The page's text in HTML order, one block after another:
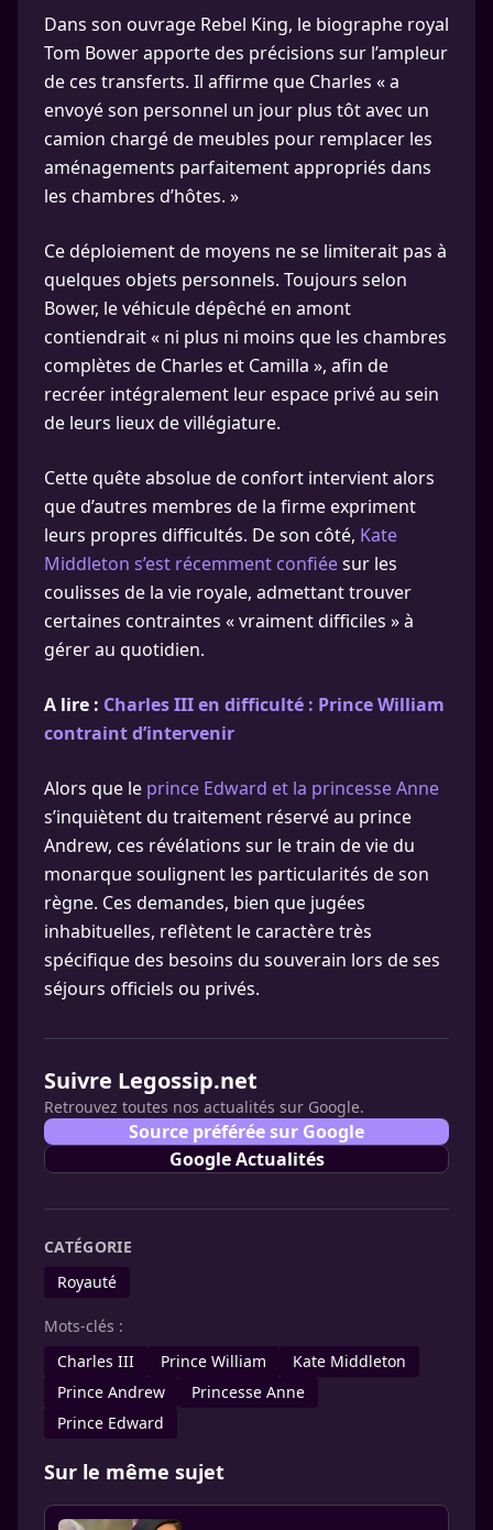
Dans son ouvrage Rebel King, le biographe royal
Tom Bower apporte des précisions sur l’ampleur
de ces transferts. Il affirme que Charles « a
envoyé son personnel un jour plus tôt avec un
camion chargé de meubles pour remplacer les
aménagements parfaitement appropriés dans
les chambres d’hôtes. »
Ce déploiement de moyens ne se limiterait pas à
quelques objets personnels. Toujours selon
Bower, le véhicule dépêché en amont
contiendrait « ni plus ni moins que les chambres
complètes de Charles et Camilla », afin de
recréer intégralement leur espace privé au sein
de leurs lieux de villégiature.
Cette quête absolue de confort intervient alors
que d’autres membres de la firme expriment
leurs propres difficultés. De son côté, Kate
Middleton s’est récemment confiéesur les
coulisses de la vie royale, admettant trouver
certaines contraintes « vraiment difficiles » à
gérer au quotidien.
A lire : Charles III en difficulté : Prince William
contraint d’intervenir
Alors que le prince Edward et la princesse Anne
s’inquiètent du traitement réservé au prince
Andrew, ces révélations sur le train de vie du
monarque soulignent les particularités de son
règne. Ces demandes, bien que jugées
inhabituelles, reflètent le caractère très
spécifique des besoins du souverain lors de ses
séjours officiels ou privés.
Suivre Legossip.net
Retrouvez toutes nos actualités sur Google.
Source préférée sur Google
Google Actualités
CATÉGORIE
Royauté
Mots-clés :
Charles III
Prince William
Kate Middleton
Prince Andrew
Princesse Anne
Prince Edward
Sur le même sujet